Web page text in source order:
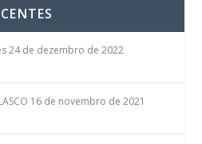
24 de dezembro de 2022
16 de novembro de 2021